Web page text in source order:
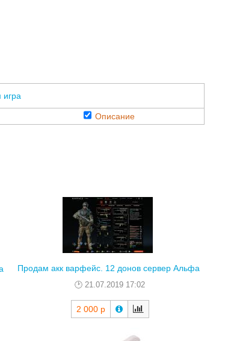
игра
Описание
Продам акк варфейс. 12 донов сервер Альфа
21.07.2019 17:02
2 000 р